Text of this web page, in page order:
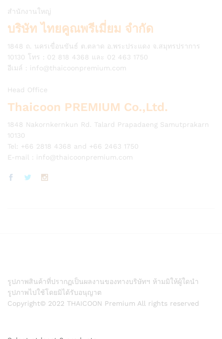
สำนักงานใหญ่
บริษัท ไทยคูณพรีเมี่ยม จำกัด
1848 ถ. นครเขื่อนขันธ์ ต.ตลาด อ.พระประแดง จ.สมุทรปราการ
10130 โทร : 02 818 4368 และ 02 463 1750
อีเมล์ : info@thaicoonpremium.com
Head Office
Thaicoon PREMIUM Co.,Ltd.
1848 Nakornkernkun Rd. Talard Prapadaeng Samutprakarn
10130
Tel: +66 2818 4368 and +66 2463 1750
E-mail : info@thaicoonpremium.com
รูปภาพสินค้าที่ปรากฏเป็นผลงานของทางบริษัทฯ ห้ามมิให้ผู้ใดนำ
รูปภาพไปใช้โดยมิได้รับอนุญาต
Copyright© 2022 THAICOON Premium All rights reserved